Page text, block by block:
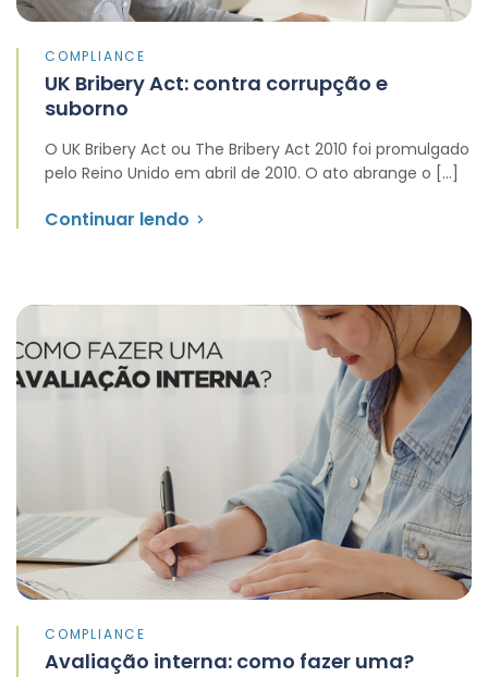
COMPLIANCE
UK Bribery Act: contra corrupção e
suborno
O UK Bribery Act ou The Bribery Act 2010 foi promulgado
pelo Reino Unido em abril de 2010. O ato abrange o […]
Continuar lendo
COMPLIANCE
Avaliação interna: como fazer uma?